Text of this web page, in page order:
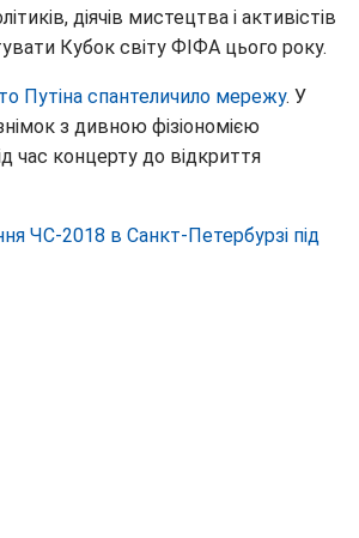
діячів мистецтва і активістів
Кубок світу ФІФА цього року.
Путіна спантеличило мережу. У
з дивною фізіономією
час концерту до відкриття
ЧС-2018 в Санкт-Петербурзі під